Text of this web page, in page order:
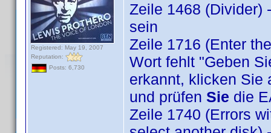
Registered: May 19, 2007
Reputation:
Posts: 6,730
Zeile 1468 (Divider)
sein
Zeile 1716 (Enter
Wort fehlt "Geben
erkannt, klicken Sie
und prüfen Sie die
Zeile 1740 (Errors